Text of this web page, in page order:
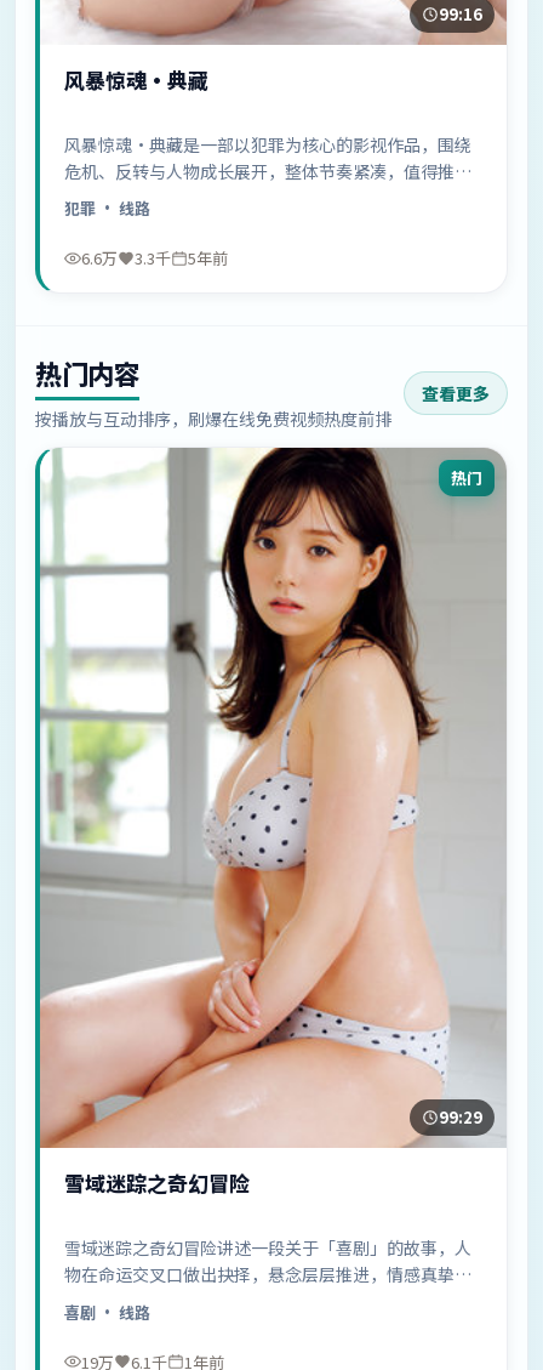
99:16
风暴惊魂·典藏
风暴惊魂·典藏是一部以犯罪为核心的影视作品，围绕
危机、反转与人物成长展开，整体节奏紧凑，值得推荐
观看。
犯罪 · 线路
6.6万 3.3千 5年前
热门内容
按播放与互动排序，刷爆在线免费视频热度前排
查看更多
热门
99:29
雪域迷踪之奇幻冒险
雪域迷踪之奇幻冒险讲述一段关于「喜剧」的故事，人
物在命运交叉口做出抉择，悬念层层推进，情感真挚动
人……
喜剧 · 线路
19万 6.1千 1年前